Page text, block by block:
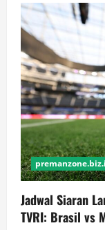
bagi
Juni
2026
di
7
Ini
Jadwal Siaran
TVRI: Brasil vs